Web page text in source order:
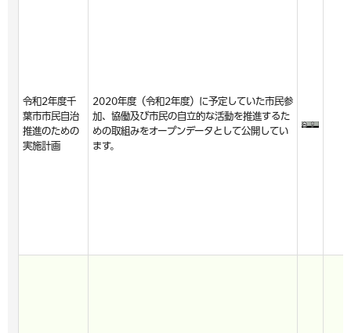
令和2年度千
葉市市民自治
推進のための
実施計画
2020年度（令和2年度）に予定していた市民参
加、協働及び市民の自立的な活動を推進するた
めの取組みをオープンデータとして公開してい
ます。